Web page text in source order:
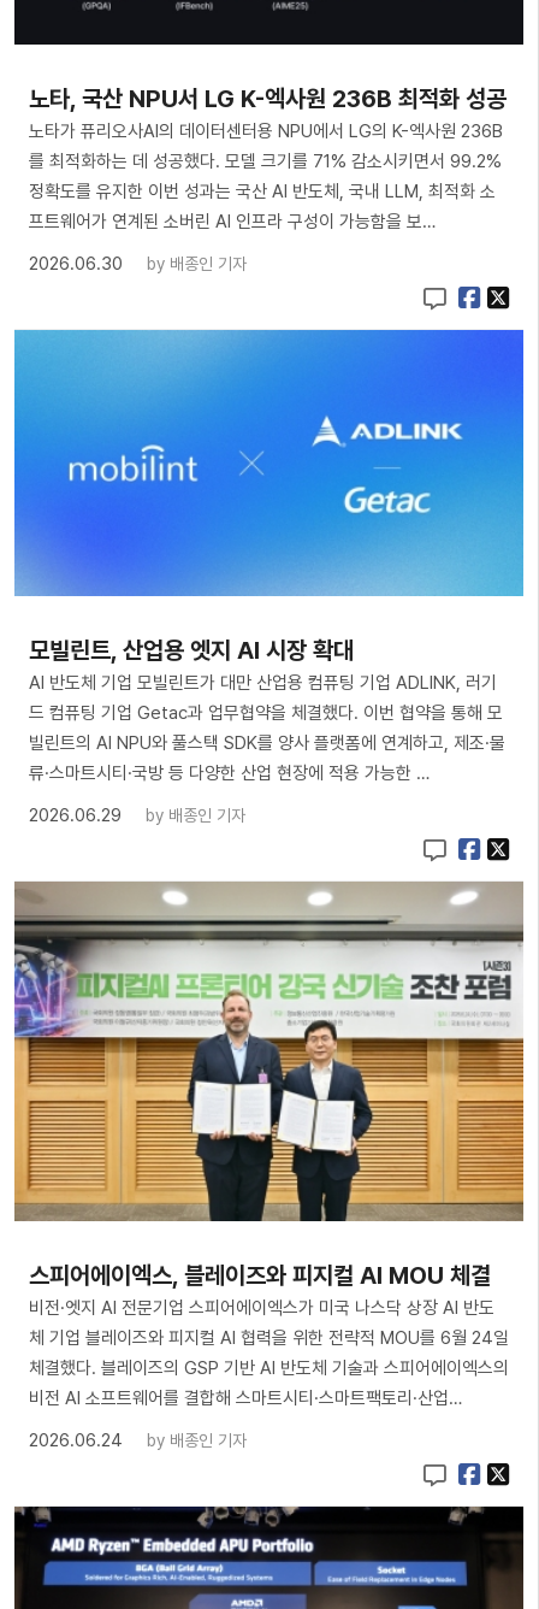
노타, 국산 NPU서 LG K-엑사원 236B 최적화 성공
노타가 퓨리오사AI의 데이터센터용 NPU에서 LG의 K-엑사원 236B
를 최적화하는 데 성공했다. 모델 크기를 71% 감소시키면서 99.2%
정확도를 유지한 이번 성과는 국산 AI 반도체, 국내 LLM, 최적화 소
프트웨어가 연계된 소버린 AI 인프라 구성이 가능함을 보…
2026.06.30
by 배종인 기자
모빌린트, 산업용 엣지 AI 시장 확대
AI 반도체 기업 모빌린트가 대만 산업용 컴퓨팅 기업 ADLINK, 러기
드 컴퓨팅 기업 Getac과 업무협약을 체결했다. 이번 협약을 통해 모
빌린트의 AI NPU와 풀스택 SDK를 양사 플랫폼에 연계하고, 제조·물
류·스마트시티·국방 등 다양한 산업 현장에 적용 가능한 …
2026.06.29
by 배종인 기자
스피어에이엑스, 블레이즈와 피지컬 AI MOU 체결
비전·엣지 AI 전문기업 스피어에이엑스가 미국 나스닥 상장 AI 반도
체 기업 블레이즈와 피지컬 AI 협력을 위한 전략적 MOU를 6월 24일
체결했다. 블레이즈의 GSP 기반 AI 반도체 기술과 스피어에이엑스의
비전 AI 소프트웨어를 결합해 스마트시티·스마트팩토리·산업…
2026.06.24
by 배종인 기자